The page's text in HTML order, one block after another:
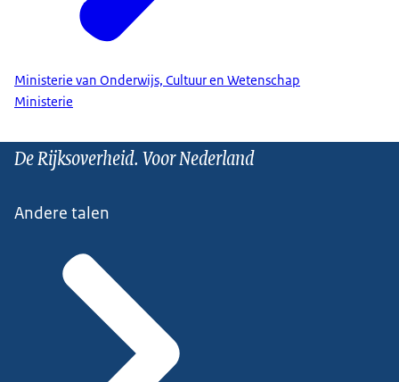
Ministerie van Onderwijs, Cultuur en Wetenschap
Ministerie
De Rijksoverheid. Voor Nederland
Andere talen